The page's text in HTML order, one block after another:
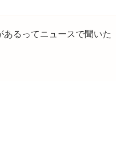
るってニュースで聞いた